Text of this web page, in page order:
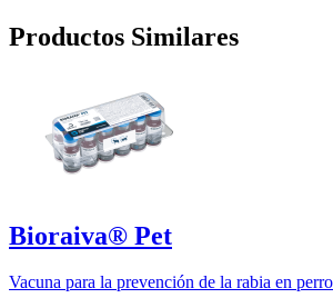
Productos Similares
Bioraiva® Pet
Vacuna para la prevención de la rabia en